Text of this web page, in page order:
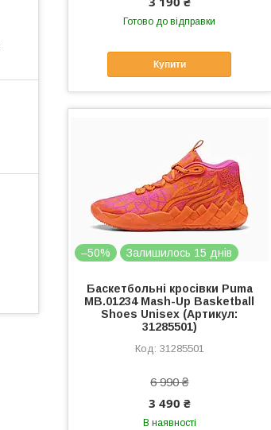
Готово до відправки
Купити
–50% Залишилось 15 днів
Баскетбольні кросівки Puma
MB.01234 Mash-Up Basketball
Shoes Unisex (Артикул:
31285501)
31285501
6 990 ₴
3 490 ₴
В наявності